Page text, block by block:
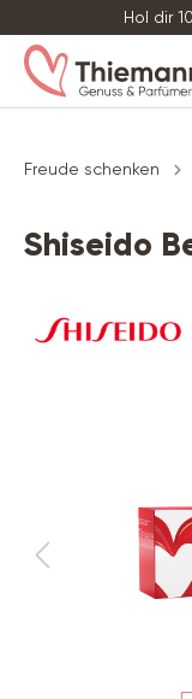
Hol dir
Freude schenken
Shiseido